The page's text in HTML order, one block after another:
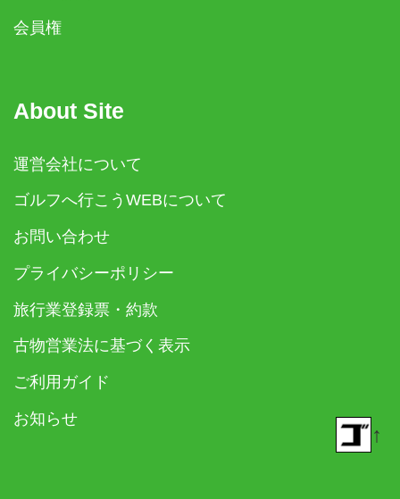
会員権
About Site
運営会社について
ゴルフへ行こうWEBについて
お問い合わせ
プライバシーポリシー
旅行業登録票・約款
古物営業法に基づく表示
ご利用ガイド
お知らせ
↑